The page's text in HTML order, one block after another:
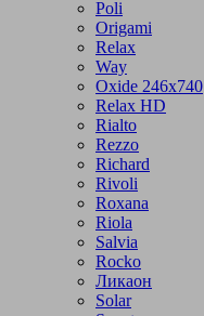
Poli
Origami
Relax
Way
Oxide 246x740
Relax HD
Rialto
Rezzo
Richard
Rivoli
Roxana
Riola
Salvia
Rocko
Ликаон
Solar